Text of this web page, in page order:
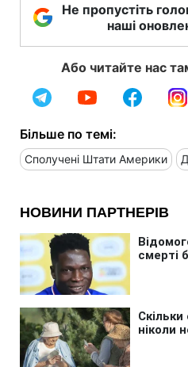
Не пропустіть
наші
Або читайте нас
Більше по темі:
Сполучені Штати Америки